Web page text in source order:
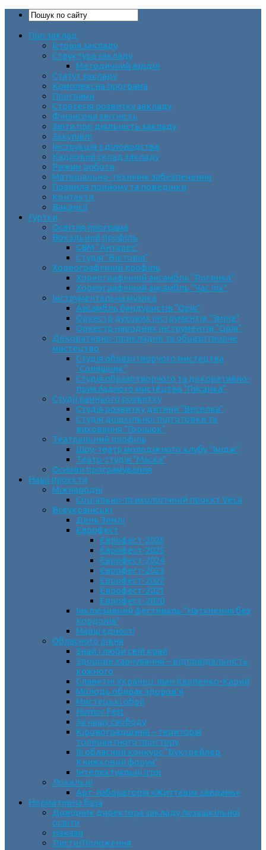
Про заклад
Історія закладу
Структура закладу
Методичний відділ
Статут закладу
Комплексна програма
Програми
Стратегія розвитку закладу
Фінансова звітність
Звіти про діяльність закладу
Закупівлі
Інструкція з діловодства
Кадровий склад закладу
Режим роботи
Матеріально-технічне забезпечення
Правила прийому та поведінки
Контакти
Вакансії
Гуртки
Освітня програма
Вокальний профіль
СВМ “Антарес”
Студія “Вікторія”
Хореографічний профіль
Хореографічний ансамбль “Росинка”
Хореографічний ансамбль “Час пік”
Інструментальна музика
Ансамбль бандуристів “Орія”
Оркестр духових інструментів “Зміна”
Оркестр народних інструментів “Орія”
Декоративно-прикладне та образотворче
мистецтво
Cтудія образотворчого мистецтва
“Соняшник”
Студія образотворчого та декоративно-
прикладного мистецтва “Писанка”
Студії раннього розвитку
Студія розвитку дитини “Веселка”
Студія дошкільної підготовки та
виховання “Горішок”
Театральний профіль
Шоу-театр молодіжного клубу “Імідж”
Театр-студія “Маска”
Основи програмування
Наші проєкти
Міжнародні
Соціально-психологічний проєкт VeLa
Всеукраїнські
День Землі
Єврофест
Єврофест-2026
Єврофест-2025
Єврофест-2024
Єврофест-2023
Єврофест-2022
Єврофест-2021
Єврофест-2020
Інклюзивний фестиваль “Натхнення без
кордонів”
Марш єдності
Обласного рівня
Знай і люби свій край
Здорове харчування – відповідальність
кожного
Славетні Українці. Іван Карпенко-Карий
Молодь обирає здоров’я
Мистецькі обрії
Humor Fest
За нашу свободу
Кіровоградщина – територія
толерантного простору
ІII обласний конкурс “Буктрейлер.
Книжковий форум”
Інтелектуальні ігри
Локальні
Арт-лабораторія «Життєвих завдань»
Нормативна база
Довідник директора закладу позашкільної
освіти
Накази
Листи/Положення